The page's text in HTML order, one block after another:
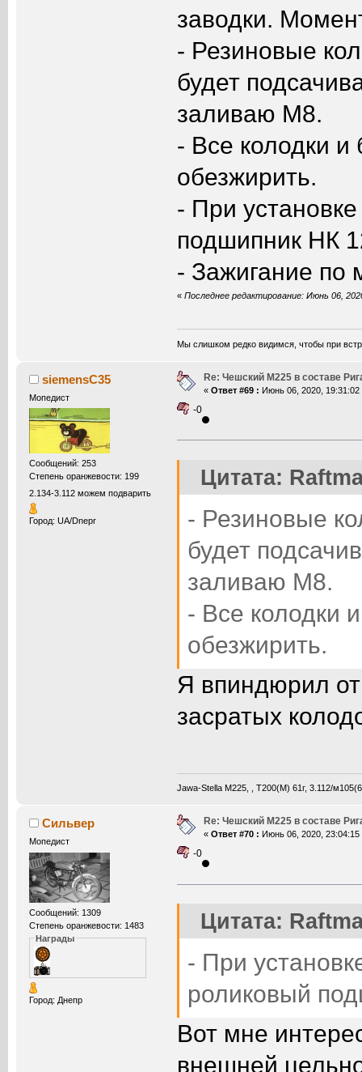
заводки.
- Резиновые
будет
заливаю М8.
- Все колодки
обезжирить.
- При
подшипник НК
- Зажигание по
«Последнее редактирование: Июнь 06,
Мы слишком редко видимся, чтобы при
siemensC35
Мопедист
Сообщений: 253
Степень оранжевости: 199
2.134-3.112 можем подварить
Город: UA/Dnepr
Re: Чешский М225 в составе
« Ответ #69 : Июнь 06, 2020, 19:31:02
-0
Цитата:
- Резиновые
будет
заливаю М8.
- Все колодки
обезжирить.
Я впиндюрил
засратых
Jawa-Stella М225, , Т200(М) 61г, 3.112/
Сильвер
Мопедист
Сообщений: 1309
Степень оранжевости: 1483
Награды
Город: Днепр
Re: Чешский М225 в составе
« Ответ #70 : Июнь 06, 2020, 23:04:15
-0
Цитата:
- При
роликовый
Вот мне
внешней